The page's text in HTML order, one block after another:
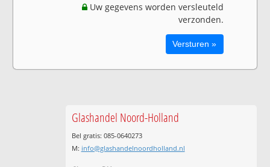
Uw gegevens worden versleuteld
verzonden.
Glashandel Noord-Holland
Bel gratis: 085-0640273
M: info@glashandelnoordholland.nl